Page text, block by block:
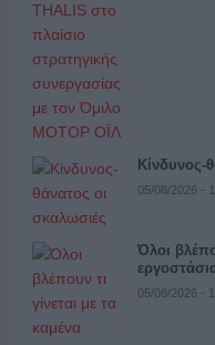
Κίνδυνος-
05/08/2026 -
Όλοι
05/08/2026 -